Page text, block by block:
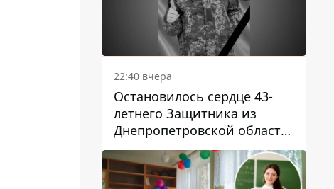
22:40 вчера
Остановилось сердце 43-
летнего Защитника из
Днепропетровской области
Евгения Зинченко